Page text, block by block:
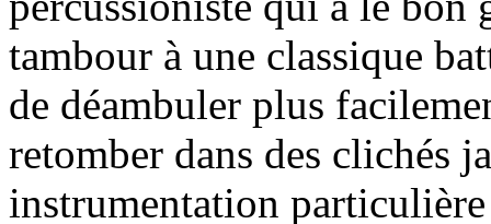
tambour à une classique
de déambuler plus
retomber dans des clichés
instrumentation particulière